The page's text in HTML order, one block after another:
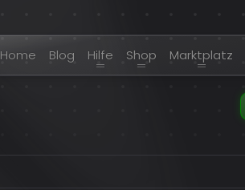
Home Blog Hilfe Shop Marktplatz